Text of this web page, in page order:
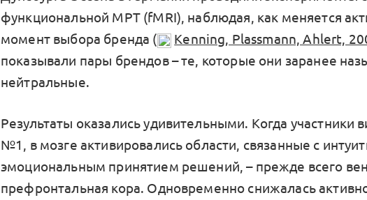
функциональной МРТ (fMRI), наблюдая, как меняется
момент выбора бренда (
Kenning, Plassmann, Ahlert,
показывали пары брендов – те, которые они заранее
нейтральные.
Результаты оказались удивительными. Когда участники
№1, в мозге активировались области, связанные с
эмоциональным принятием решений, – прежде всего
префронтальная кора. Одновременно снижалась